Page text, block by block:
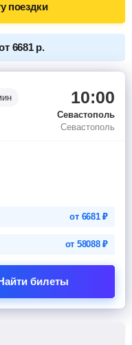
поездки
6681 р.
10:00
Севастополь
Севастополь
от 6681₽
от 58088₽
билеты